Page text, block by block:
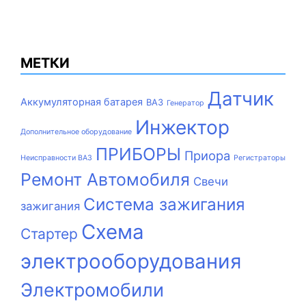
МЕТКИ
Аккумуляторная батарея ВАЗ Генератор Датчик
Дополнительное оборудование Инжектор
Неисправности ВАЗ ПРИБОРЫ Приора Регистраторы
Ремонт Автомобиля Свечи
зажигания Система зажигания
Стартер Схема
электрооборудования
Электромобили